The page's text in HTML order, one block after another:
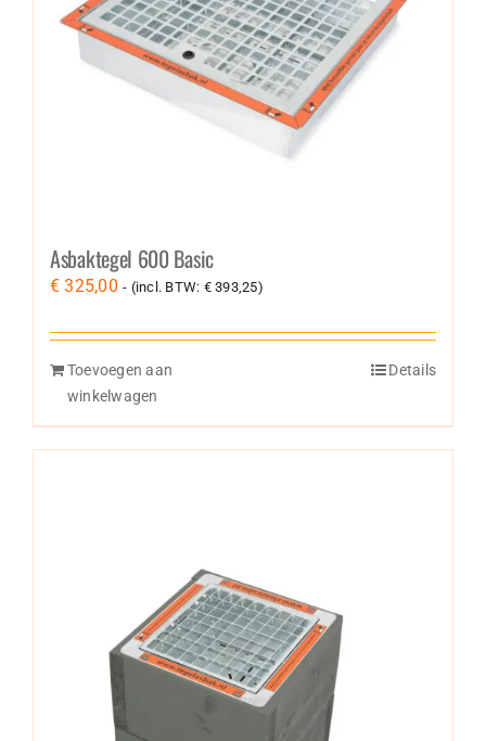
Asbaktegel 600 Basic
€ 325,00 - (incl. BTW: €393,25)
Toevoegen aan
winkelwagen
Details